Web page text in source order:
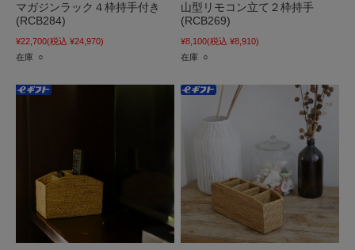
マガジンラック４枠持手付き
(RCB284)
¥22,700(税込 ¥24,970)
在庫 ○
山型リモコン立て２枠持手
(RCB269)
¥8,100(税込 ¥8,910)
在庫 ○